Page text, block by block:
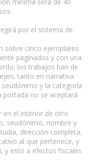
por el sistema de
sobre cinco ejemplares
paginados y con una
los trabajos han de
tanto en narrativa
y la categoría
portada no se aceptará
en el interior de otro
seudónimo, nombre y
dirección completa,
al que pertenece, y
y esto a efectos fiscales